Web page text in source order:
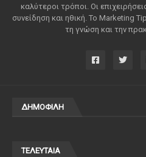
καλύτεροι τρόποι. Οι
συνείδηση ​​και ηθική. Το Marketing
τη γνώση και την
ΔΗΜΟΦΙΛΗ
ΤΕΛΕΥΤΑΙΑ